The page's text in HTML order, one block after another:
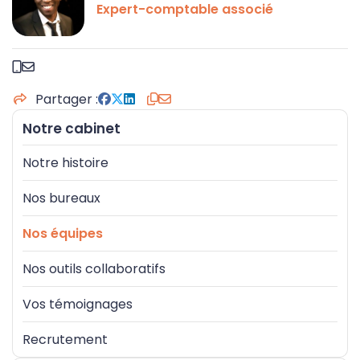
Recrutement
Patrimoine
Gestion RH et paie
Échéanciers
Expert-comptable associé
Partager
Notre cabinet
Notre histoire
Nos bureaux
Nos équipes
Nos outils collaboratifs
Vos témoignages
Recrutement